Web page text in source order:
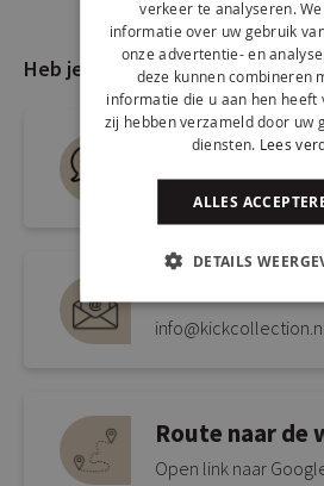
Heb je nog vragen?
Live chat
Snel antwoord op je
info@kickcollection.nl
Route naar de
Open link naar
verkeer te analyseren.
informatie over uw gebruik
onze advertentie- en
deze kunnen combineren
informatie die u aan hen heeft
zij hebben verzameld door uw
diensten. Lees
ALLES
DETAILS